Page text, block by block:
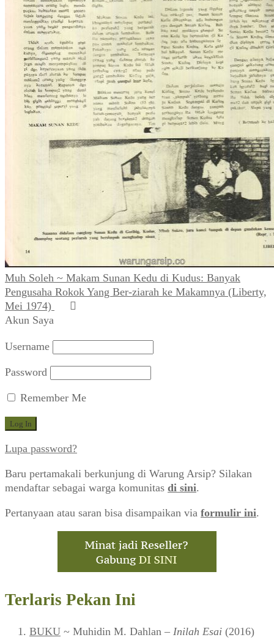
Muh Soleh ~ Makam Sunan Kedu di Kudus: Banyak
Pengusaha Rokok Yang Ber-ziarah ke Makamnya (Liberty,
Mei 1974)
Akun Saya
Username
Password
Remember Me
Lupa password?
Baru pertamakali berkunjung di Warung Arsip? Silakan
mendaftar sebagai warga komunitas di sini.
Pertanyaan atau saran bisa disampaikan via formulir ini.
Terlaris Pekan Ini
BUKU ~ Muhidin M. Dahlan – Inilah Esai (2016)